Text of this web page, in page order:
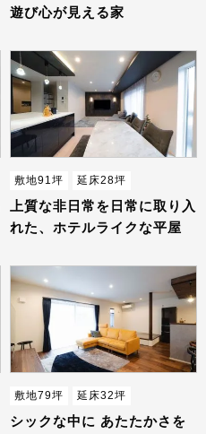
遊び心が見える家
敷地91坪 延床28坪
上質な非日常を日常に取り入
れた、ホテルライクな平屋
敷地79坪 延床32坪
シックな中に あたたかさを